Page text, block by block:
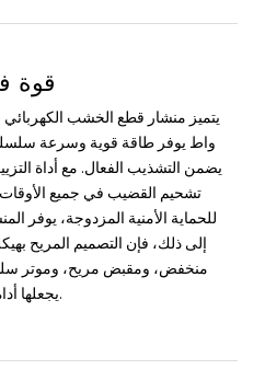
قوة
يضمن التشذيب الفعال. مع أداة
تشحيم القضيب في جميع الأوقات
للحماية الأمنية المزدوجة، يوفر
إلى ذلك، فإن التصميم المريح
منخفض، ومقبض مريح، وموتر
يجعلها أداة حديقة قيمة لمهام قطع الخشب.